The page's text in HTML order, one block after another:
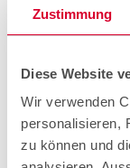
Zustimmung
Diese Website
Wir verwenden
personalisieren,
zu können und
Reto Fuhrer ist
mit Martin
weitergeführt.
Wir